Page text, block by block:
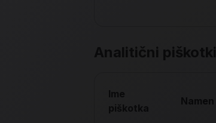
Analitični piškotki
Ime
piškotka
Namen